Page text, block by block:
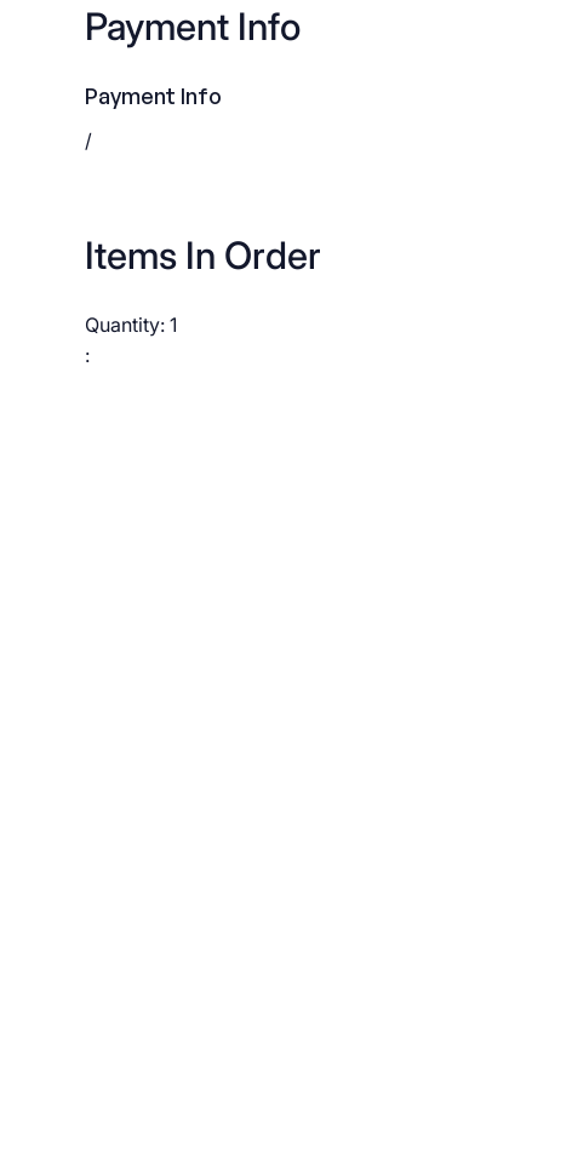
Payment Info
Payment Info
/
Items In Order
1
: